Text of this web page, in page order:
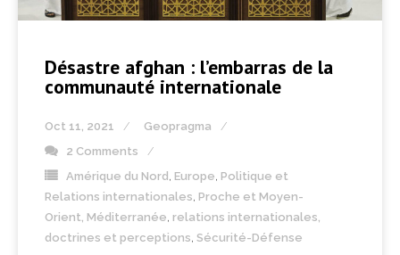
Désastre afghan : l’embarras de la
communauté internationale
Oct 11, 2021
Geopragma
2 Comments
Amérique du Nord , Europe, Politique et
Relations internationales, Proche et Moyen-
Orient, Méditerranée, relations internationales,
doctrines et perceptions, Sécurité-Défense